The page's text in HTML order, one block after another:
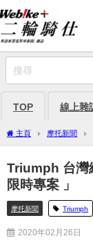
TOP 線上雜
主頁 摩托新聞
Triumph 台灣
限時專案 」
摩托新聞 Triumph
2020年02月26日